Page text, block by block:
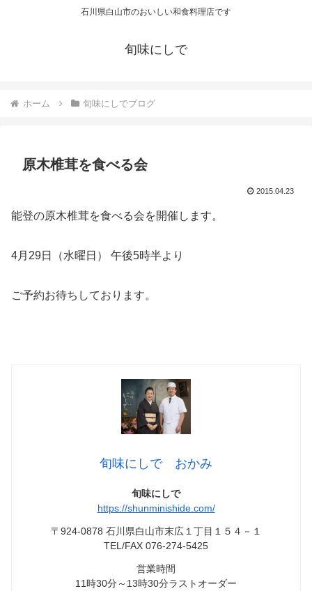
石川県白山市のおいしい和食料理店です
旬味にしで
ホーム 旬味にしでブログ
原木椎茸を食べる会
2015.04.23
能登の原木椎茸を食べる会を開催します。
4月29日（水曜日） 午後5時半より
ご予約お待ちしております。
旬味にしで おかみ
旬味にしで
https://shunminishide.com/
〒924-0878 石川県白山市末広１丁目１５４－１
TEL/FAX 076-274-5425
営業時間
11時30分～13時30分ラストオーダー